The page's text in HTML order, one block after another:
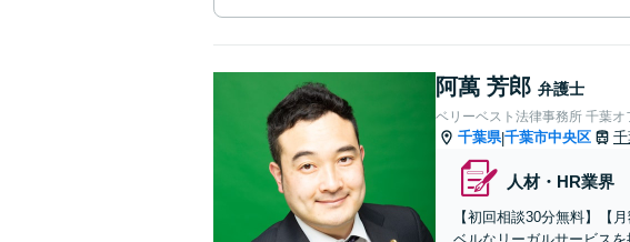
阿萬 芳郎 弁護士
ベリーベスト法律事務所 千葉オ
千葉県|千葉市中央区 千
人材・HR業界
【初回相談30分無料】【